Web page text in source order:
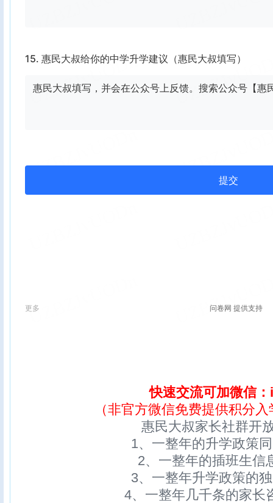
快速交流可加微信
（非官方微信免费提供积分
惠民大叔家长社群开
1、一整年的升学政策
2、一整年的插班生信
3、一整年升学政策的
4、一整年几千条的家长